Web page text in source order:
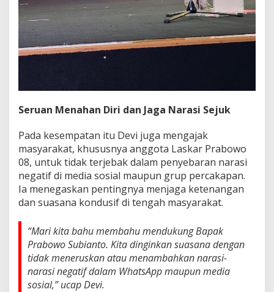
Seruan Menahan Diri dan Jaga Narasi Sejuk
Pada kesempatan itu Devi juga mengajak
masyarakat, khususnya anggota Laskar Prabowo
08, untuk tidak terjebak dalam penyebaran narasi
negatif di media sosial maupun grup percakapan.
Ia menegaskan pentingnya menjaga ketenangan
dan suasana kondusif di tengah masyarakat.
“Mari kita bahu membahu mendukung Bapak
Prabowo Subianto. Kita dinginkan suasana dengan
tidak meneruskan atau menambahkan narasi-
narasi negatif dalam WhatsApp maupun media
sosial,” ucap Devi.